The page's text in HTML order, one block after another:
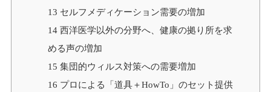
13 セルフメディケーション需要の増加
14西洋医学以外の分野へ、健康の拠り所を求
める声の増加
15 集団的ウィルス対策への需要増加
16 プロによる「道具＋HowTo」のセット提供